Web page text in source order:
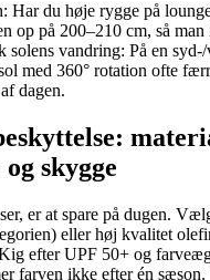
Har du høje rygge på
op på 200–210 cm, så
solens vandring: På en syd-/
med 360° rotation ofte
dagen.
skygge
er at spare på dugen.
eller høj kvalitet
efter UPF 50+ og
farven ikke efter én